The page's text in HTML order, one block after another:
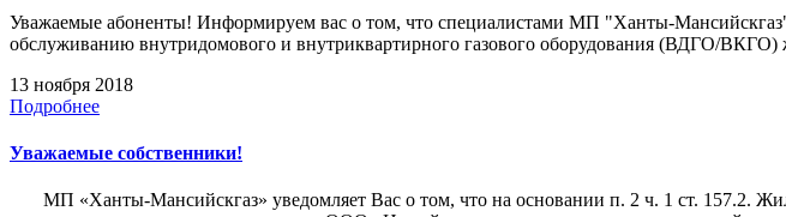
Уважаемые абоненты! Информируем вас о том, что специалистами МП "Ханты-Мансийскгаз"
обслуживанию внутридомового и внутриквартирного газового оборудования (ВДГО/
13 ноября 2018
Подробнее
Уважаемые собственники!
МП «Ханты-Мансийскгаз» уведомляет Вас о том, что на основании п. 2 ч. 1 ст. 157.2.